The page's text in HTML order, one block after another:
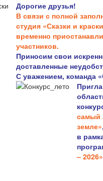
Дорогие друзья!
В связи с полной
студия «Сказки и
временно
участников.
Приносим свои
доставленные
С уважением, команда
самый
земле»
в
– 2026»